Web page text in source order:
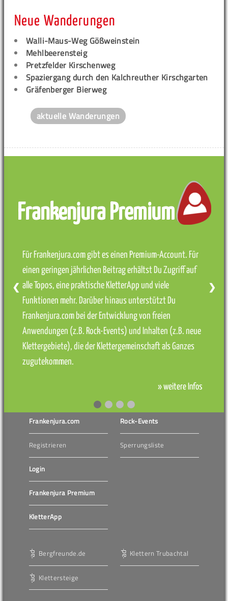
Neue Wanderungen
Walli-Maus-Weg Gößweinstein
Mehlbeerensteig
Pretzfelder Kirschenweg
Spaziergang durch den Kalchreuther Kirschgarten
Gräfenberger Bierweg
aktuelle Wanderungen
Frankenjura Premium
Für Frankenjura.com gibt es einen Premium-Account. Für
einen geringen jährlichen Beitrag erhältst Du Zugriff auf
alle Topos, eine praktische KletterApp und viele
Funktionen mehr. Darüber hinaus unterstützt Du
Frankenjura.com bei der Entwicklung von freien
Anwendungen (z.B. Rock-Events) und Inhalten (z.B. neue
Klettergebiete), die der Klettergemeinschaft als Ganzes
zugutekommen.
» weitere Infos
❮ ❯
Frankenjura.com
Registrieren
Login
Frankenjura Premium
KletterApp
Rock-Events
Sperrungsliste
Bergfreunde.de
Klettersteige
Klettern Trubachtal